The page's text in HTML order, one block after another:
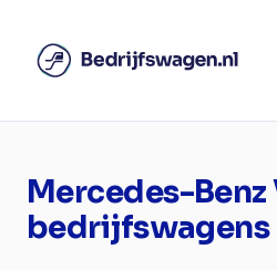
Mercedes-Benz
bedrijfswagens